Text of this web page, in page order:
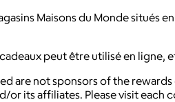
Maisons du Monde situés
peut être utilisé en ligne,
are not sponsors of the
or its affiliates. Please visit